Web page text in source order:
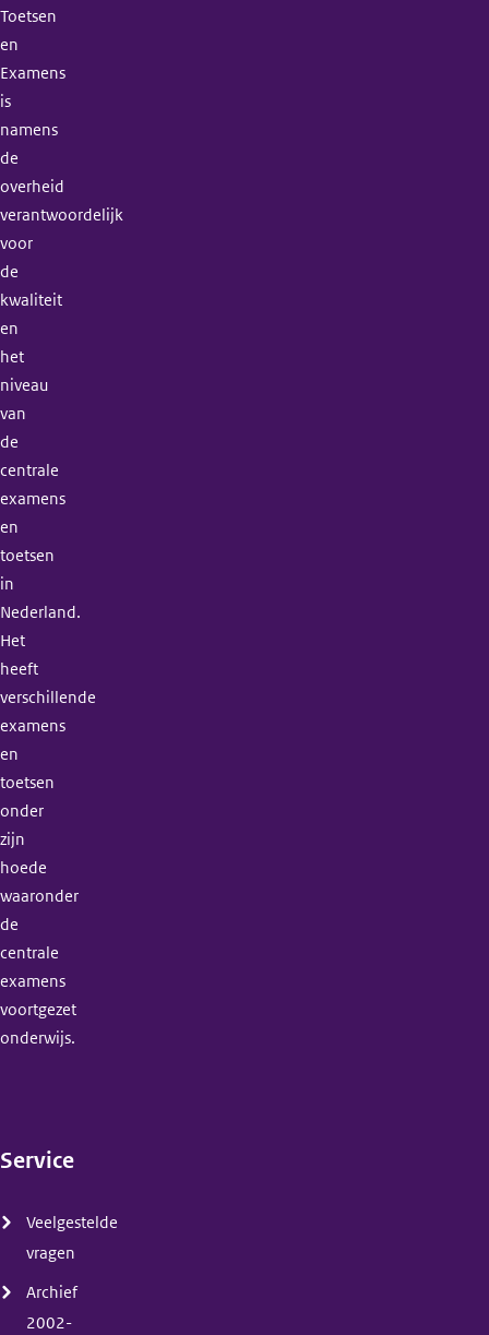
Toetsen
en
Examens
is
namens
de
overheid
verantwoordelijk
voor
de
kwaliteit
en
het
niveau
van
de
centrale
examens
en
toetsen
in
Nederland.
Het
heeft
verschillende
examens
en
toetsen
onder
zijn
hoede
waaronder
de
centrale
examens
voortgezet
onderwijs.
Service
Veelgestelde
vragen
Archief
2002-